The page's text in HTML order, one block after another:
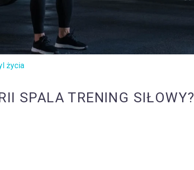
życia
SPALA TRENING SIŁOWY?